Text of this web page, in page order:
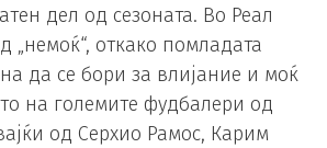
дел од сезоната. Во Реал
„немоќ“, откако помладата
да се бори за влијание и моќ
на големите фудбалери од
од Серхио Рамос, Карим